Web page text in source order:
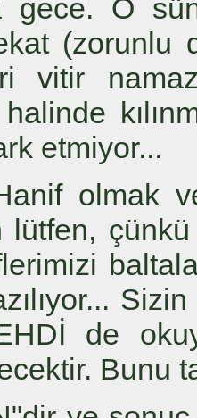
gece. O
(zorunlu
vitir
etmiyor...
olmak
lütfen,
de
Bunu